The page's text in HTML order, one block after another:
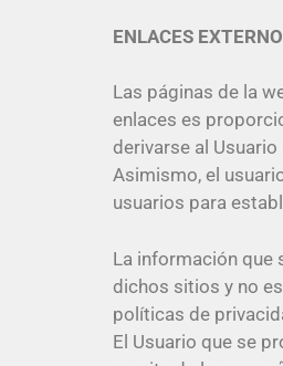
ENLACES
Las páginas de la
enlaces es
derivarse al
Asimismo, el
usuarios para
La información que
dichos sitios y no
políticas de
El Usuario que se